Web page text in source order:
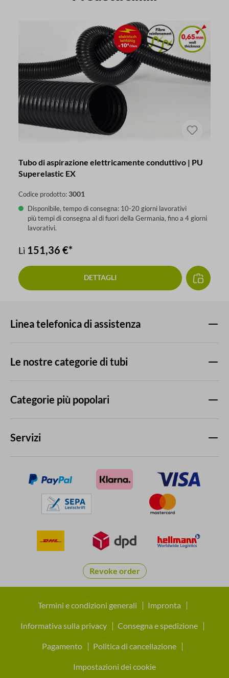
Tubo di aspirazione elettricamente conduttivo | PU
Superelastic EX
Codice prodotto:3001
Disponibile, tempo di consegna: 10-20 giorni lavorativi
più tempi di consegna al di fuori della Germania, fino a 4 giorni
lavorativi.
Lì 151,36 €*
DETTAGLI
Linea telefonica di assistenza
Le nostre categorie di tubi
Categorie più popolari
Servizi
Revoke order
Termini e condizioni generali Impronta
Informativa sulla privacy Consegna e spedizione
Pagamento Politica di cancellazione
Impostazioni dei cookie